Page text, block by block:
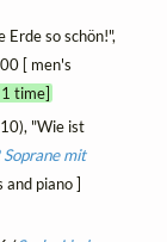
so schön!",
[ men's
time]
"Wie ist
mit
and piano ]